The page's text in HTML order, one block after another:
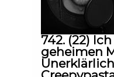
Basierend auf
Creepypastas des
742. (22)
geheimen